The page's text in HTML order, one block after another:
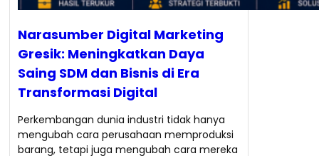
Narasumber Digital Marketing
Gresik: Meningkatkan Daya
Saing SDM dan Bisnis di Era
Transformasi Digital
Perkembangan dunia industri tidak hanya
mengubah cara perusahaan memproduksi
barang, tetapi juga mengubah cara mereka